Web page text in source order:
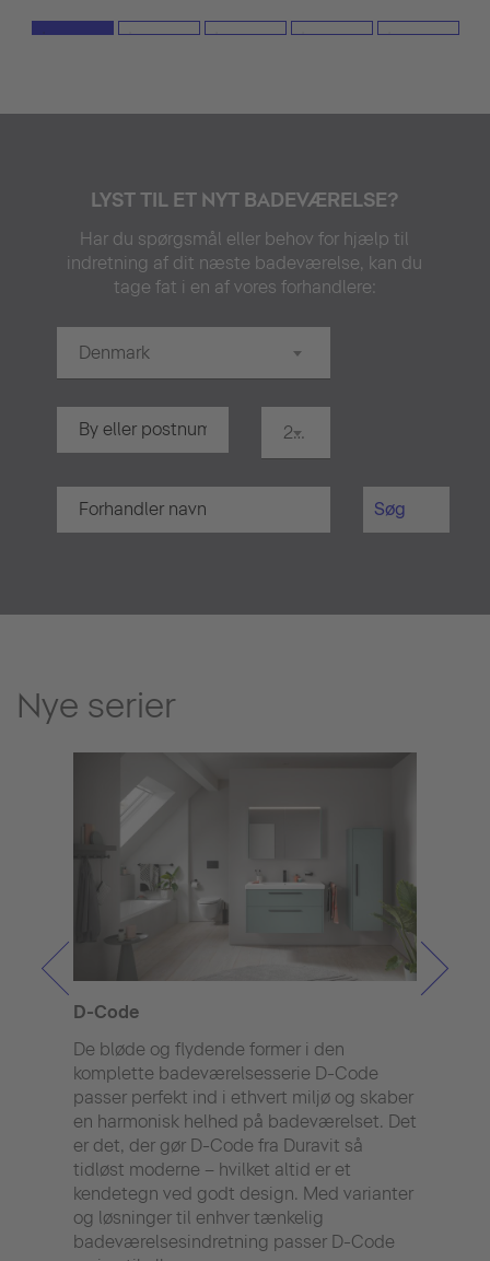
LYST TIL ET NYT BADEVÆRELSE?
Har du spørgsmål eller behov for hjælp til
indretning af dit næste badeværelse, kan du
tage fat i en af vores forhandlere:
Denmark
20 km.
Søg
Nye serier
D-Code
De bløde og flydende former i den
komplette badeværelsesserie D-Code
passer perfekt ind i ethvert miljø og skaber
en harmonisk helhed på badeværelset. Det
er det, der gør D-Code fra Duravit så
tidløst moderne – hvilket altid er et
kendetegn ved godt design. Med varianter
og løsninger til enhver tænkelig
badeværelsesindretning passer D-Code